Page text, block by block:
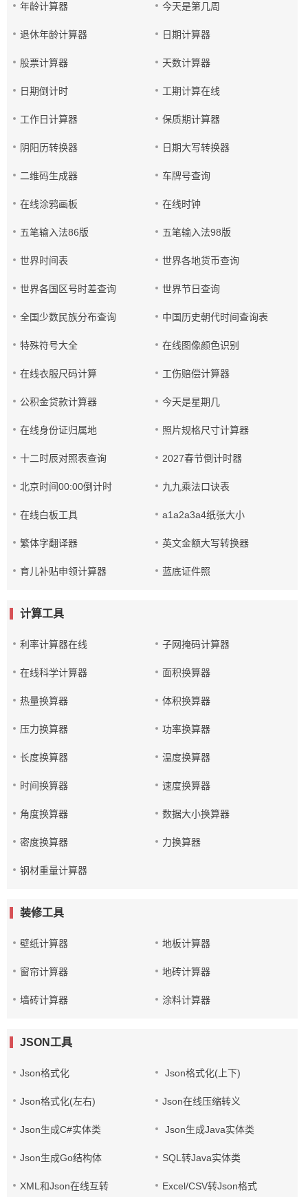
年龄计算器 今天是第几周
退休年龄计算器 日期计算器
股票计算器 天数计算器
日期倒计时 工期计算在线
工作日计算器 保质期计算器
阴阳历转换器 日期大写转换器
二维码生成器 车牌号查询
在线涂鸦画板 在线时钟
五笔输入法86版 五笔输入法98版
世界时间表 世界各地货币查询
世界各国区号时差查询 世界节日查询
全国少数民族分布查询 中国历史朝代时间查询表
特殊符号大全 在线图像颜色识别
在线衣服尺码计算 工伤赔偿计算器
公积金贷款计算器 今天是星期几
在线身份证归属地 照片规格尺寸计算器
十二时辰对照表查询 2027春节倒计时器
北京时间00:00倒计时 九九乘法口诀表
在线白板工具 a1a2a3a4纸张大小
繁体字翻译器 英文金额大写转换器
育儿补贴申领计算器 蓝底证件照
计算工具
利率计算器在线 子网掩码计算器
在线科学计算器 面积换算器
热量换算器 体积换算器
压力换算器 功率换算器
长度换算器 温度换算器
时间换算器 速度换算器
角度换算器 数据大小换算器
密度换算器 力换算器
钢材重量计算器
装修工具
壁纸计算器 地板计算器
窗帘计算器 地砖计算器
墙砖计算器 涂料计算器
JSON工具
Json格式化 Json格式化(上下)
Json格式化(左右) Json在线压缩转义
Json生成C#实体类 Json生成Java实体类
Json生成Go结构体 SQL转Java实体类
XML和Json在线互转 Excel/CSV转Json格式